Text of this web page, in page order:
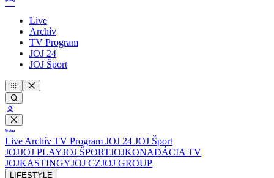
Live
Archív
TV Program
JOJ 24
JOJ Šport
Live Archív TV Program JOJ 24 JOJ Šport
JOJJOJ PLAYJOJ ŠPORTJOJKONADÁCIA TV
JOJKASTINGYJOJ CZJOJ GROUP
LIFESTYLE